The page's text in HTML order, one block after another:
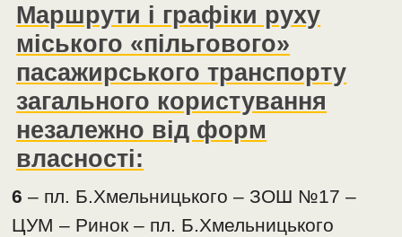
Маршрути і графіки руху
міського «пільгового»
пасажирського транспорту
загального користування
незалежно від форм
власності:
6 – пл. Б.Хмельницького – ЗОШ №17 –
ЦУМ – Ринок – пл. Б.Хмельницького